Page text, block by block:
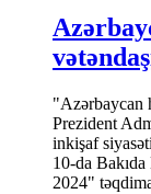
"Azərbaycan
Prezident
inkişaf
10-da
2024"